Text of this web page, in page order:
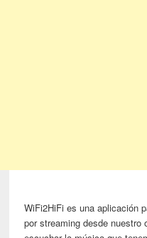
WiFi2HiFi es una aplicación
por streaming desde nuestro